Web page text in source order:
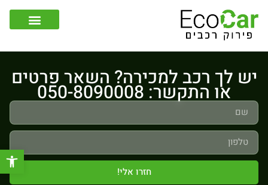
יש לך רכב למכירה? השאר פרטים
או התקשר: 050-8090008
חזרו אלי!
פתח